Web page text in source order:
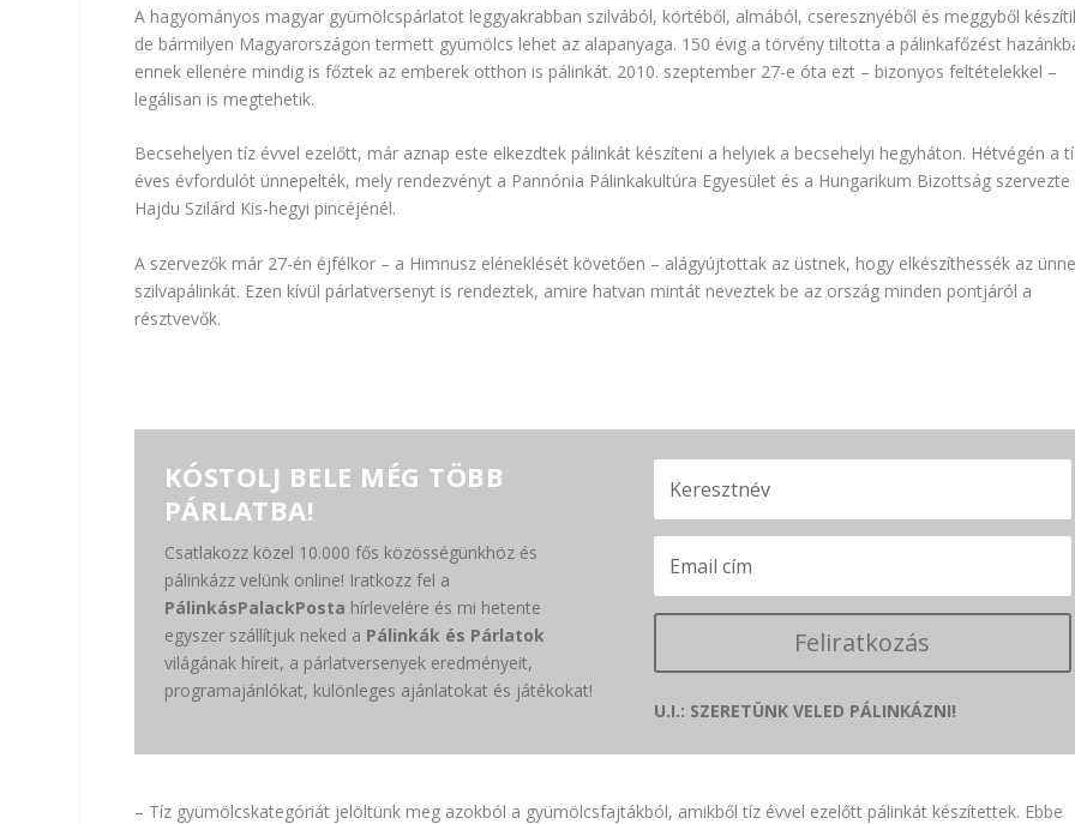
A hagyományos magyar gyümölcspárlatot leggyakrabban szilvából, körtéből, almából, cseresznyéből és meggyből
de bármilyen Magyarországon termett gyümölcs lehet az alapanyaga. 150 évig a törvény tiltotta a pálinkafőzést
ennek ellenére mindig is főztek az emberek otthon is pálinkát. 2010. szeptember 27-e óta ezt – bizonyos feltételekkel –
legálisan is megtehetik.
Becsehelyen tíz évvel ezelőtt, már aznap este elkezdtek pálinkát készíteni a helyiek a becsehelyi hegyháton. Hétvégén a
éves évfordulót ünnepelték, mely rendezvényt a Pannónia Pálinkakultúra Egyesület és a Hungarikum Bizottság szervezte
Hajdu Szilárd Kis-hegyi pincéjénél.
A szervezők már 27-én éjfélkor – a Himnusz eléneklését követően – alágyújtottak az üstnek, hogy elkészíthessék az
szilvapálinkát. Ezen kívül párlatversenyt is rendeztek, amire hatvan mintát neveztek be az ország minden pontjáról a
résztvevők.
KÓSTOLJ BELE MÉG TÖBB
PÁRLATBA!
Csatlakozz közel 10.000 fős közösségünkhöz és
pálinkázz velünk online! Iratkozz fel a
PálinkásPalackPosta hírlevelére és mi hetente
egyszer szállítjuk neked a Pálinkák és Párlatok
világának híreit, a párlatversenyek eredményeit,
programajánlókat, különleges ajánlatokat és játékokat!
Feliratkozás
U.I.: SZERETÜNK VELED PÁLINKÁZNI!
– Tíz gyümölcskategóriát jelöltünk meg azokból a gyümölcsfajtákból, amikből tíz évvel ezelőtt pálinkát készítettek. Ebbe